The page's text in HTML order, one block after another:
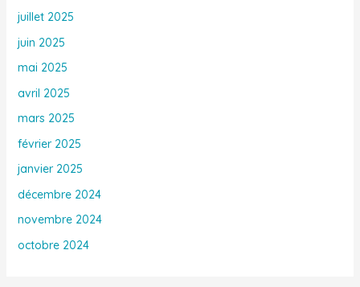
juillet 2025
juin 2025
mai 2025
avril 2025
mars 2025
février 2025
janvier 2025
décembre 2024
novembre 2024
octobre 2024